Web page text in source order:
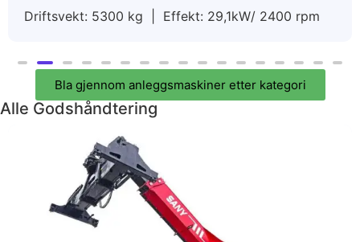
Driftsvekt: 5300 kg | Effekt: 29,1kW/ 2400 rpm
Bla gjennom anleggsmaskiner etter kategori
Alle Godshåndtering